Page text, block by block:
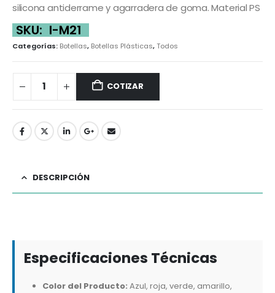
silicona antiderrame y agarradera de goma. Material PS
SKU: I-M21
Categorías: Botellas, Botellas Plásticas,Todos
COTIZAR
DESCRIPCIÓN
Especificaciones Técnicas
Color del Producto: Azul, roja, verde, amarillo,